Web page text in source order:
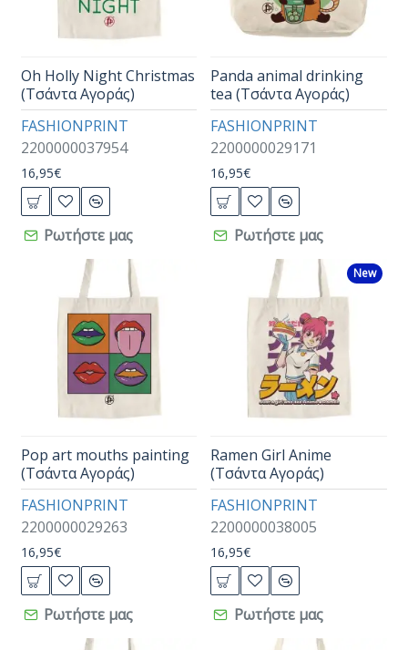
FASHIONPRINT
2200000037954
Oh Holly Night Christmas
(Τσάντα Αγοράς)
16,95€
Ρωτήστε μας
FASHIONPRINT
2200000029171
Panda animal drinking
tea (Τσάντα Αγοράς)
16,95€
Ρωτήστε μας
FASHIONPRINT
2200000029263
Pop art mouths painting
(Τσάντα Αγοράς)
16,95€
Ρωτήστε μας
New
FASHIONPRINT
2200000038005
Ramen Girl Anime
(Τσάντα Αγοράς)
16,95€
Ρωτήστε μας